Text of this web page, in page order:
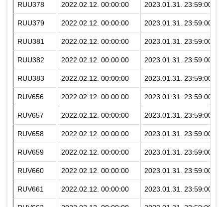
RUU378 2022.02.12. 00:00:00 2023.01.31. 23:59:00
RUU379 2022.02.12. 00:00:00 2023.01.31. 23:59:00
RUU381 2022.02.12. 00:00:00 2023.01.31. 23:59:00
RUU382 2022.02.12. 00:00:00 2023.01.31. 23:59:00
RUU383 2022.02.12. 00:00:00 2023.01.31. 23:59:00
RUV656 2022.02.12. 00:00:00 2023.01.31. 23:59:00
RUV657 2022.02.12. 00:00:00 2023.01.31. 23:59:00
RUV658 2022.02.12. 00:00:00 2023.01.31. 23:59:00
RUV659 2022.02.12. 00:00:00 2023.01.31. 23:59:00
RUV660 2022.02.12. 00:00:00 2023.01.31. 23:59:00
RUV661 2022.02.12. 00:00:00 2023.01.31. 23:59:00